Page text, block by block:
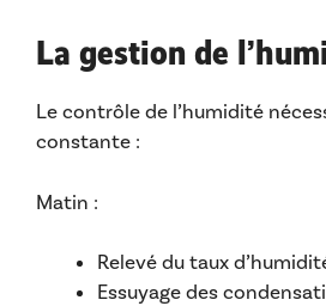
La gestion de
Le contrôle de l’humidité
constante :
Matin :
Relevé du taux
Essuyage des